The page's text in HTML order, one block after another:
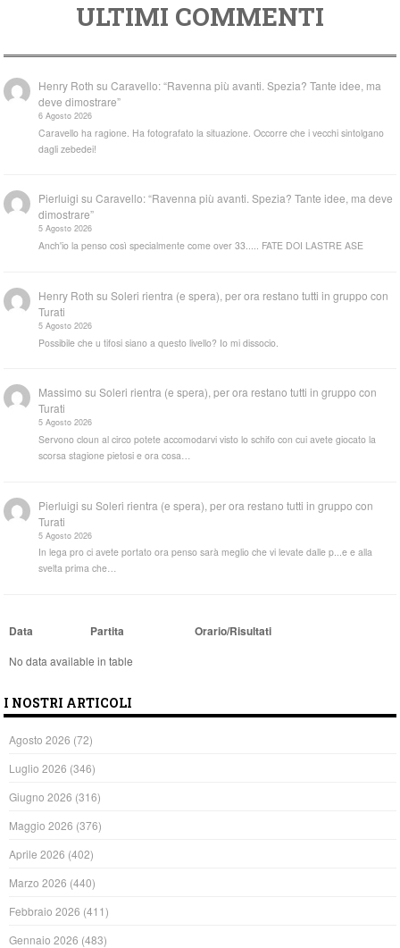
ULTIMI COMMENTI
Henry Roth suCaravello: “Ravenna più avanti. Spezia? Tante idee, ma
deve dimostrare”
6 Agosto 2026
Caravello ha ragione. Ha fotografato la situazione. Occorre che i vecchi sintolgano
dagli zebedei!
Pierluigi suCaravello: “Ravenna più avanti. Spezia? Tante idee, ma deve
dimostrare”
5 Agosto 2026
Anch'io la penso così specialmente come over 33..... FATE DOI LASTRE ASE
Henry Roth suSoleri rientra (e spera), per ora restano tutti in gruppo con
Turati
5 Agosto 2026
Possibile che u tifosi siano a questo livello? Io mi dissocio.
Massimo suSoleri rientra (e spera), per ora restano tutti in gruppo con
Turati
5 Agosto 2026
Servono cloun al circo potete accomodarvi visto lo schifo con cui avete giocato la
scorsa stagione pietosi e ora cosa…
Pierluigi suSoleri rientra (e spera), per ora restano tutti in gruppo con
Turati
5 Agosto 2026
In lega pro ci avete portato ora penso sarà meglio che vi levate dalle p...e e alla
svelta prima che…
Data Partita Orario/Risultati
No data available in table
I NOSTRI ARTICOLI
Agosto 2026 (72)
Luglio 2026 (346)
Giugno 2026 (316)
Maggio 2026 (376)
Aprile 2026 (402)
Marzo 2026 (440)
Febbraio 2026 (411)
Gennaio 2026 (483)